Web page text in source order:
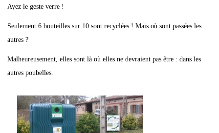
Ayez le geste verre !
Seulement 6 bouteilles sur 10 sont recyclées ! Mais où sont passées les
autres ?
Malheureusement, elles sont là où elles ne devraient pas être : dans les
autres poubelles.